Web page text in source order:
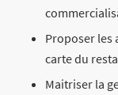
Proposer les
carte du
Maitriser la